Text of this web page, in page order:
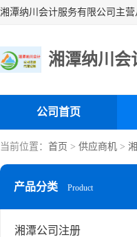
湘潭纳川会
公司首页
当前位置： 首页 > 供应商机 >
产品分类 Product
湘潭公司注册